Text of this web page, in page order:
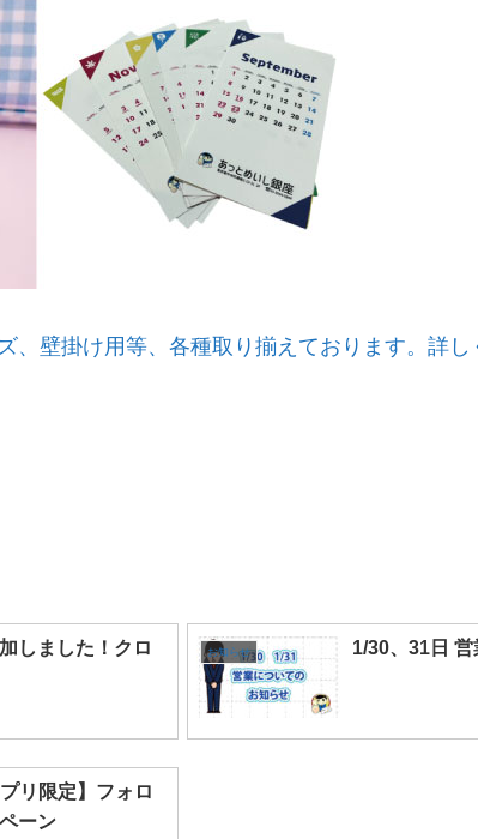
、壁掛け用等、各種取り揃えております。詳し
しました！クロ
お知らせ 1/30、31日
リ限定】フォロ
ーン